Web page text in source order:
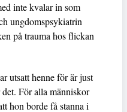
inte kvalar in som
ungdomspsykiatrin
på trauma hos flickan
utsatt henne för är just
För alla människor
hon borde få stanna i